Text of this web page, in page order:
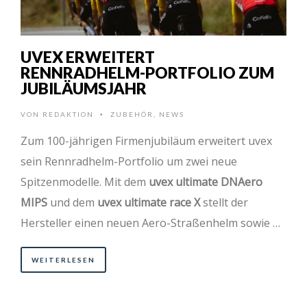
UVEX ERWEITERT
RENNRADHELM-PORTFOLIO ZUM
JUBILÄUMSJAHR
VON REDAKTION • ZUBEHÖR NEWS
Zum 100-jährigen Firmenjubiläum erweitert uvex
sein Rennradhelm-Portfolio um zwei neue
Spitzenmodelle. Mit dem uvex ultimate DNAero
MIPS und dem uvex ultimate race Xstellt der
Hersteller einen neuen Aero-Straßenhelm sowie …
WEITERLESEN